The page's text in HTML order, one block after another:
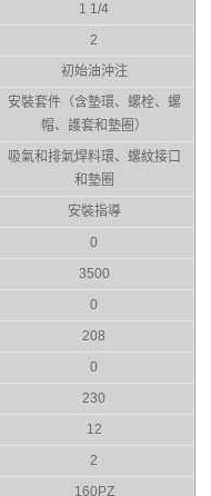
1 1/4
2
初始油沖注
安裝套件（含墊環、螺栓、螺
帽、護套和墊圈）
吸氣和排氣焊料環、螺紋接口
和墊圈
安裝指導
0
3500
0
208
0
230
12
2
160PZ